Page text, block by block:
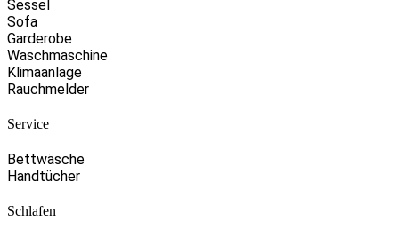
Sessel
Sofa
Garderobe
Waschmaschine
Klimaanlage
Rauchmelder
Service
Bettwäsche
Handtücher
Schlafen